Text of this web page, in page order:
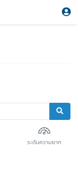
ระดับความยาก